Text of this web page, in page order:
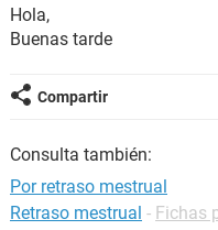
Hola,
Buenas tarde
Compartir
Consulta también:
Por retraso mestrual
Retraso mestrual - Fichas